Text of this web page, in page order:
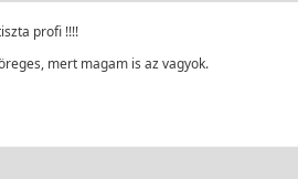
profi !!!!
mert magam is az vagyok.